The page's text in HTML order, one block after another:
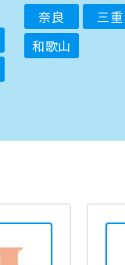
奈良
三重
和歌山